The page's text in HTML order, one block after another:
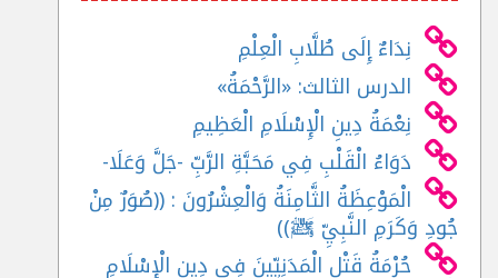
نِدَاءٌ إِلَى طُلَّابِ الْعِلْمِ
الدرس الثالث: «الرَّحْمَةُ»
نِعْمَةُ دِينِ الْإِسْلَامِ الْعَظِيمِ
دَوَاءُ الْقَلْبِ فِي مَحَبَّةِ الرَّبِّ -جَلَّ وَعَلَا-
الْمَوْعِظَةُ الثَّامِنَةُ وَالْعِشْرُونَ : ((صُوَرٌ مِنْ
جُودِ وَكَرَمِ النَّبِيِّ ﷺ))
حُرْمَةُ قَتْلِ الْمَدَنِيِّينَ فِي دِينِ الْإِسْلَامِ